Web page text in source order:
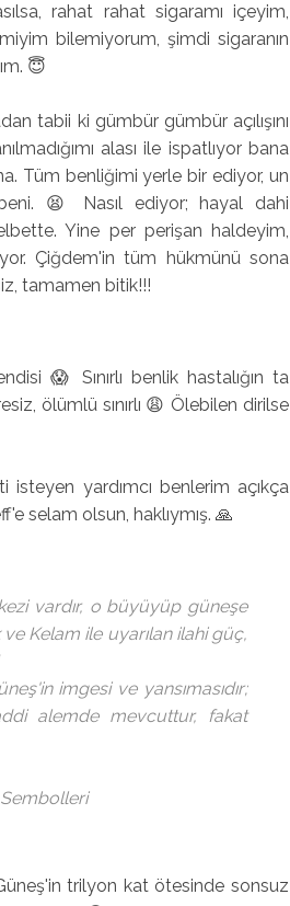
rahat rahat sigaramı içeyim,
bilemiyorum, şimdi sigaranın
😇
tabii ki gümbür gümbür açılışını
alası ile ispatlıyor bana
Tüm benliğimi yerle bir ediyor, un
😫 Nasıl ediyor; hayal dahi
Yine per perişan haldeyim,
Çiğdem'in tüm hükmünü sona
tamamen bitik!!!
😱 Sınırlı benlik hastalığın ta
ölümlü sınırlı 😩 Ölebilen dirilse
yardımcı benlerim açıkça
selam olsun, haklıymış. 🙏
vardır, o büyüyüp güneşe
Kelam ile uyarılan ilahi güç,
imgesi ve yansımasıdır;
alemde mevcuttur, fakat
Sembolleri
trilyon kat ötesinde sonsuz